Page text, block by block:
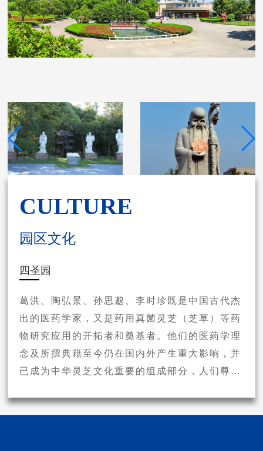
CULTURE
园区文化
四圣园
葛洪、陶弘景、孙思邈、李时珍既是中国古代杰
出的医药学家，又是药用真菌灵芝（芝草）等药
物研究应用的开拓者和奠基者。他们的医药学理
念及所撰典籍至今仍在国内外产生重大影响，并
已成为中华灵芝文化重要的组成部分，人们尊称